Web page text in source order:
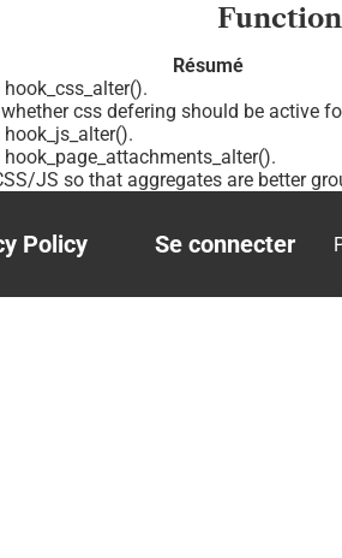
Résumé
hook_css_alter().
css defering should be active
hook_js_alter().
hook_page_attachments_alter().
JS so that aggregates are better
Policy
account
Se connecter